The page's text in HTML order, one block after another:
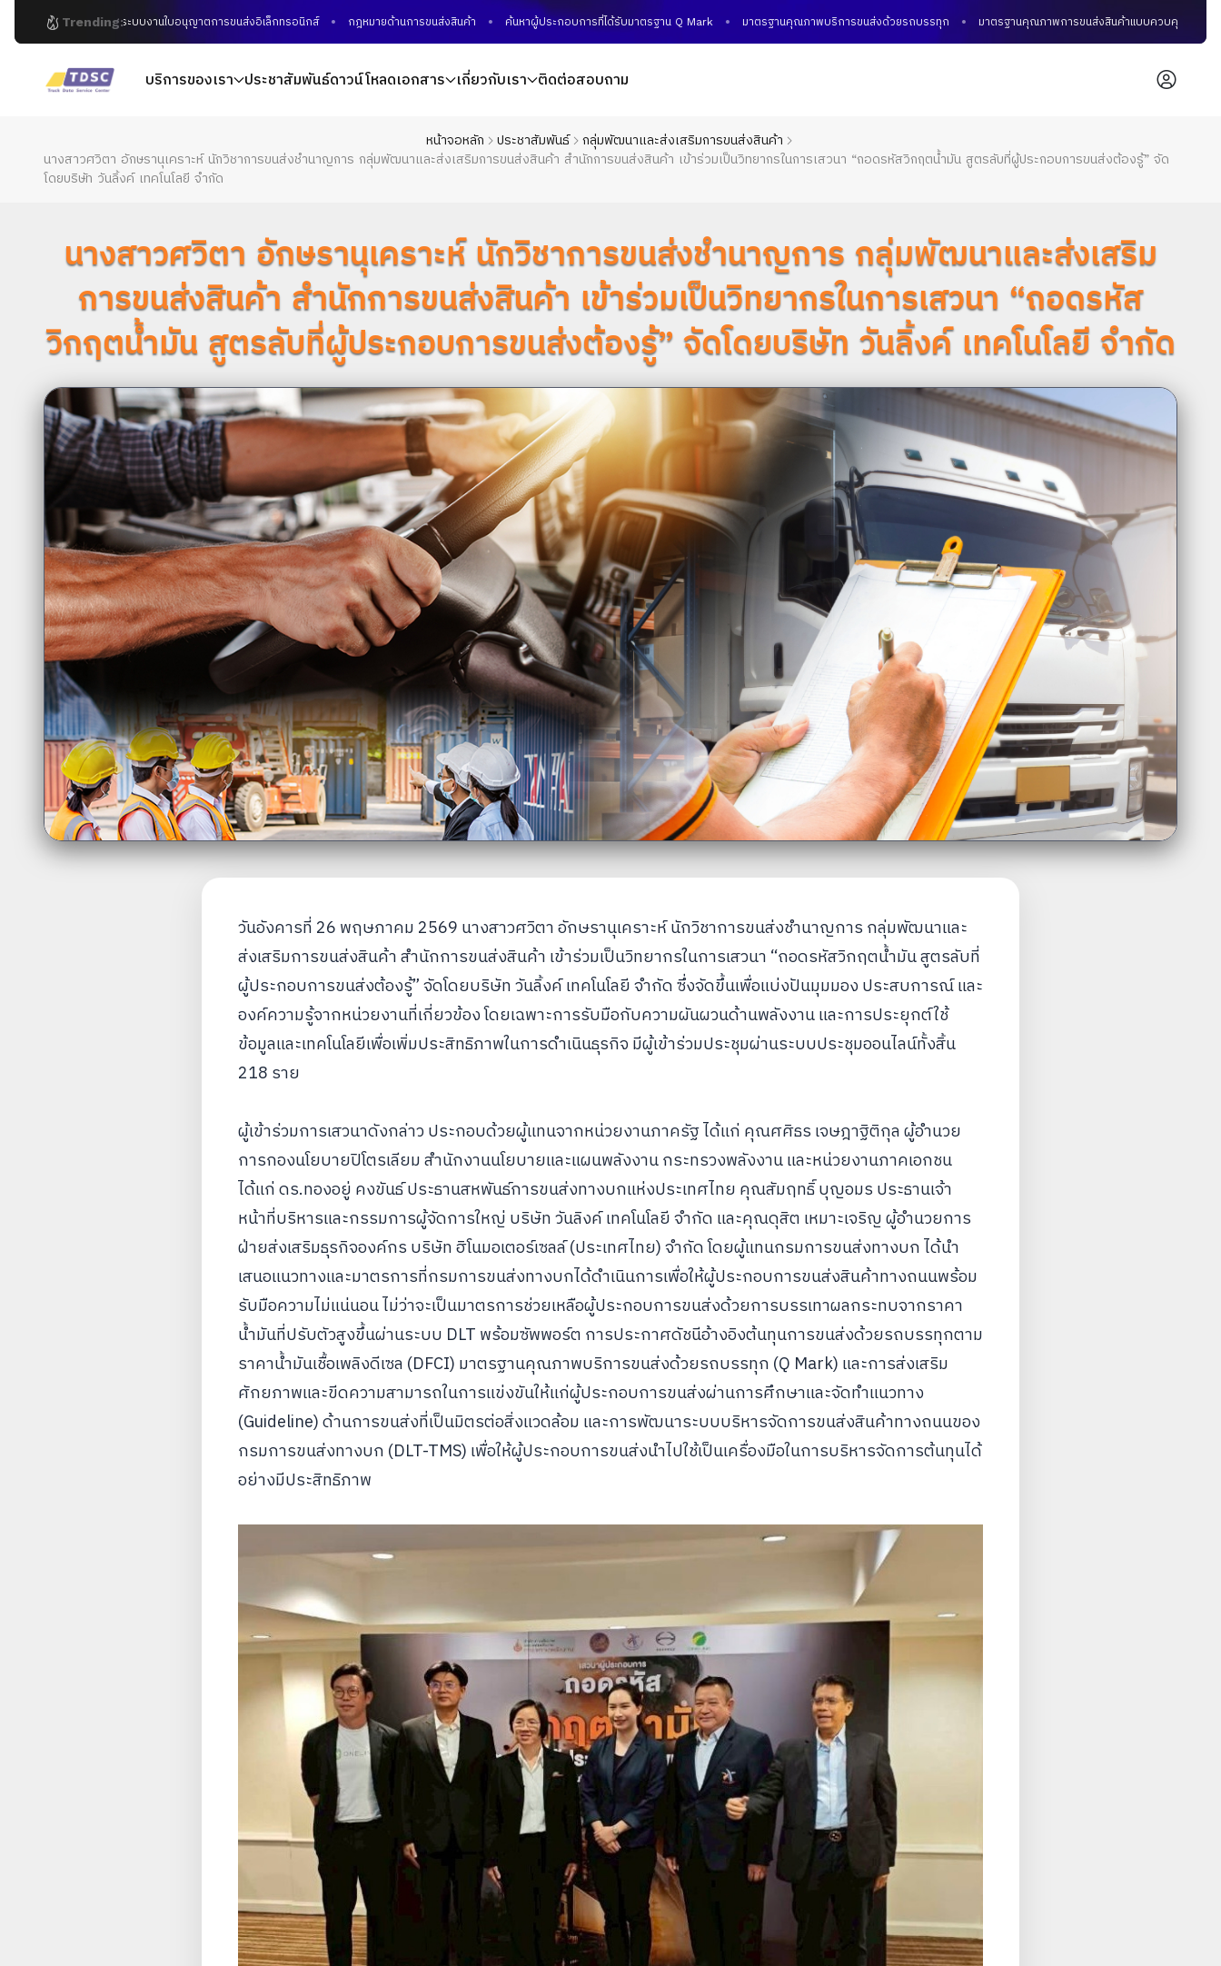
Trending:
ระบบงานใบอนุญาตการขนส่งอิเล็กทรอนิกส์ กฎหมายด้านการขนส่งสินค้า ค้นหาผู้ประกอบการที่ได้รับมาตรฐาน Q Mark มาตรฐานคุณภาพบริการขนส่งด้วยรถบรรทุก มาตรฐานคุณภาพการขนส่งสินค้าแบบควบคุมอุณหภูมิ
บริการของเรา ประชาสัมพันธ์ดาวน์โหลดเอกสาร เกี่ยวกับเรา ติดต่อสอบถาม
หน้าจอหลัก ประชาสัมพันธ์
กลุ่มพัฒนาและส่งเสริมการขนส่งสินค้า
นางสาวศวิตา อักษรานุเคราะห์ นักวิชาการขนส่งชำนาญการ กลุ่มพัฒนาและส่งเสริมการขนส่งสินค้า สำนักการขนส่งสินค้า เข้าร่วมเป็นวิทยากรในการเสวนา “ถอดรหัสวิกฤตน้ำมัน สูตรลับที่ผู้ประกอบการขนส่งต้องรู้” จัด
โดยบริษัท วันลิ้งค์ เทคโนโลยี จำกัด
นางสาวศวิตา อักษรานุเคราะห์ นักวิชาการขนส่งชำนาญการ กลุ่มพัฒนาและส่งเสริม
การขนส่งสินค้า สำนักการขนส่งสินค้า เข้าร่วมเป็นวิทยากรในการเสวนา “ถอดรหัส
วิกฤตน้ำมัน สูตรลับที่ผู้ประกอบการขนส่งต้องรู้” จัดโดยบริษัท วันลิ้งค์ เทคโนโลยี จำกัด
วันอังคารที่ 26 พฤษภาคม 2569 นางสาวศวิตา อักษรานุเคราะห์ นักวิชาการขนส่งชำนาญการ กลุ่มพัฒนาและ
ส่งเสริมการขนส่งสินค้า สำนักการขนส่งสินค้า เข้าร่วมเป็นวิทยากรในการเสวนา “ถอดรหัสวิกฤตน้ำมัน สูตรลับที่
ผู้ประกอบการขนส่งต้องรู้” จัดโดยบริษัท วันลิ้งค์ เทคโนโลยี จำกัด ซึ่งจัดขึ้นเพื่อแบ่งปันมุมมอง ประสบการณ์ และ
องค์ความรู้จากหน่วยงานที่เกี่ยวข้อง โดยเฉพาะการรับมือกับความผันผวนด้านพลังงาน และการประยุกต์ใช้
ข้อมูลและเทคโนโลยีเพื่อเพิ่มประสิทธิภาพในการดำเนินธุรกิจ มีผู้เข้าร่วมประชุมผ่านระบบประชุมออนไลน์ทั้งสิ้น
218 ราย
ผู้เข้าร่วมการเสวนาดังกล่าว ประกอบด้วยผู้แทนจากหน่วยงานภาครัฐ ได้แก่ คุณศศิธร เจษฎาฐิติกุล ผู้อำนวย
การกองนโยบายปิโตรเลียม สำนักงานนโยบายและแผนพลังงาน กระทรวงพลังงาน และหน่วยงานภาคเอกชน
ได้แก่ ดร.ทองอยู่ คงขันธ์ ประธานสหพันธ์การขนส่งทางบกแห่งประเทศไทย คุณสัมฤทธิ์ บุญอมร ประธานเจ้า
หน้าที่บริหารและกรรมการผู้จัดการใหญ่ บริษัท วันลิงค์ เทคโนโลยี จำกัด และคุณดุสิต เหมาะเจริญ ผู้อำนวยการ
ฝ่ายส่งเสริมธุรกิจองค์กร บริษัท ฮิโนมอเตอร์เซลล์ (ประเทศไทย) จำกัด โดยผู้แทนกรมการขนส่งทางบก ได้นำ
เสนอแนวทางและมาตรการที่กรมการขนส่งทางบกได้ดำเนินการเพื่อให้ผู้ประกอบการขนส่งสินค้าทางถนนพร้อม
รับมือความไม่แน่นอน ไม่ว่าจะเป็นมาตรการช่วยเหลือผู้ประกอบการขนส่งด้วยการบรรเทาผลกระทบจากราคา
น้ำมันที่ปรับตัวสูงขึ้นผ่านระบบ DLT พร้อมซัพพอร์ต การประกาศดัชนีอ้างอิงต้นทุนการขนส่งด้วยรถบรรทุกตาม
ราคาน้ำมันเชื้อเพลิงดีเซล (DFCI) มาตรฐานคุณภาพบริการขนส่งด้วยรถบรรทุก (Q Mark) และการส่งเสริม
ศักยภาพและขีดความสามารถในการแข่งขันให้แก่ผู้ประกอบการขนส่งผ่านการศึกษาและจัดทำแนวทาง
(Guideline) ด้านการขนส่งที่เป็นมิตรต่อสิ่งแวดล้อม และการพัฒนาระบบบริหารจัดการขนส่งสินค้าทางถนนของ
กรมการขนส่งทางบก (DLT-TMS) เพื่อให้ผู้ประกอบการขนส่งนำไปใช้เป็นเครื่องมือในการบริหารจัดการต้นทุนได้
อย่างมีประสิทธิภาพ